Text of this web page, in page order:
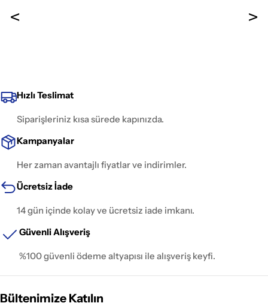
Hızlı Teslimat
Siparişleriniz kısa sürede kapınızda.
Kampanyalar
Her zaman avantajlı fiyatlar ve indirimler.
Ücretsiz İade
14 gün içinde kolay ve ücretsiz iade imkanı.
Güvenli Alışveriş
%100 güvenli ödeme altyapısı ile alışveriş keyfi.
Bültenimize Katılın